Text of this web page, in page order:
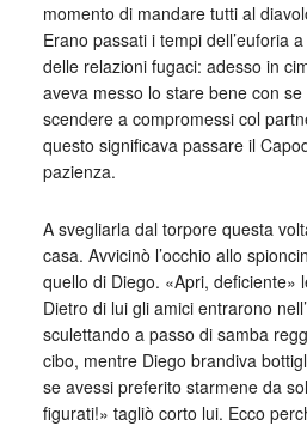
momento di mandare tutti al
Erano passati i tempi dell’euforia
delle relazioni fugaci: adesso in
aveva messo lo stare bene con
scendere a compromessi col
questo significava passare il
pazienza.
A svegliarla dal torpore questa
casa. Avvicinò l’occhio allo
quello di Diego. «Apri, deficiente»
Dietro di lui gli amici entrarono
sculettando a passo di samba
cibo, mentre Diego brandiva
se avessi preferito starmene da
figurati!» tagliò corto lui. Ecco